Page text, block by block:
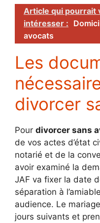
Article qui pourrait
intéresser :
avocats
Les
divorcer
Pour divorcer sans
de vos actes d’état
notarié et de la
avoir examiné la
JAF va fixer la date
séparation à
audience. Le
jours suivants et